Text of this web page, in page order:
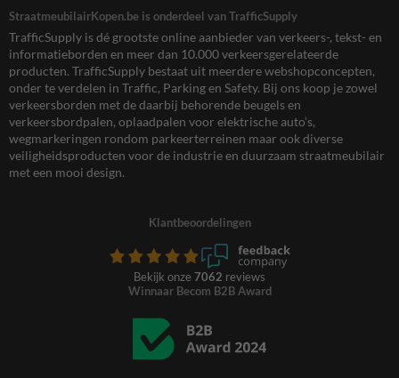
StraatmeubilairKopen.be is onderdeel van TrafficSupply
TrafficSupply is dé grootste online aanbieder van verkeers-, tekst- en
informatieborden en meer dan 10.000 verkeersgerelateerde
producten. TrafficSupply bestaat uit meerdere webshopconcepten,
onder te verdelen in Traffic, Parking en Safety. Bij ons koop je zowel
verkeersborden met de daarbij behorende beugels en
verkeersbordpalen, oplaadpalen voor elektrische auto’s,
wegmarkeringen rondom parkeerterreinen maar ook diverse
veiligheidsproducten voor de industrie en duurzaam straatmeubilair
met een mooi design.
Klantbeoordelingen
Bekijk onze 7062 reviews
Winnaar Becom B2B Award